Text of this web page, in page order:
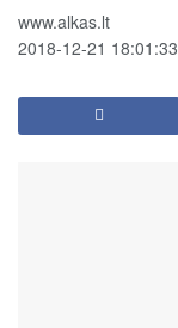
www.alkas.lt
2018-12-21 18:01:33